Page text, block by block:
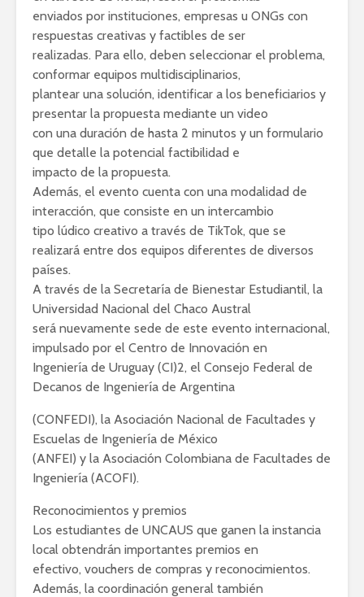
enviados por instituciones, empresas u ONGs con
respuestas creativas y factibles de ser
realizadas. Para ello, deben seleccionar el problema,
conformar equipos multidisciplinarios,
plantear una solución, identificar a los beneficiarios y
presentar la propuesta mediante un video
con una duración de hasta 2 minutos y un formulario
que detalle la potencial factibilidad e
impacto de la propuesta.
Además, el evento cuenta con una modalidad de
interacción, que consiste en un intercambio
tipo lúdico creativo a través de TikTok, que se
realizará entre dos equipos diferentes de diversos
países.
A través de la Secretaría de Bienestar Estudiantil, la
Universidad Nacional del Chaco Austral
será nuevamente sede de este evento internacional,
impulsado por el Centro de Innovación en
Ingeniería de Uruguay (CI)2, el Consejo Federal de
Decanos de Ingeniería de Argentina
(CONFEDI), la Asociación Nacional de Facultades y
Escuelas de Ingeniería de México
(ANFEI) y la Asociación Colombiana de Facultades de
Ingeniería (ACOFI).
Reconocimientos y premios
Los estudiantes de UNCAUS que ganen la instancia
local obtendrán importantes premios en
efectivo, vouchers de compras y reconocimientos.
Además, la coordinación general también